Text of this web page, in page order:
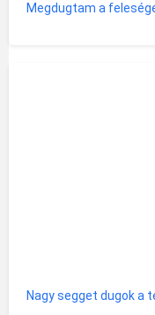
Megdugtam a
Nagy segget dugok a